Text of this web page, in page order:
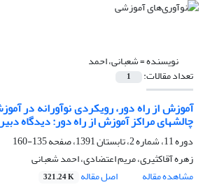
نویسنده =شعبانی، احمد
تعداد مقالات: 1
آموزش از راه دور، رویکردی نوآورانه در
چالشهای مراکز آموزش از راه دور: دیدگاه
دوره 11، شماره 2، تابستان 1391، صفحه
135-160
زهره آقاکثیری، مریم اعتضادی، احمد شعبانی
مشاهده مقاله
اصل مقاله 321.24 K